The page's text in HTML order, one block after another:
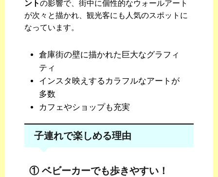
ントの影響で、街中に個性的なウォールアート
が次々と描かれ、観光客にも人気のスポットに
なっています。
倉庫街の壁に描かれた巨大なグラフィ
ティ
インスタ映えするカラフルなアートが
多数
カフェやショップも充実
子連れで楽しめる理由
① ベビーカーでも歩きやすい！